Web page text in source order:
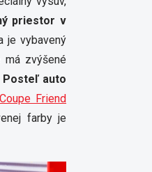
priestor v
je vybavený
má zvýšené
Posteľ auto
Friend
farby je